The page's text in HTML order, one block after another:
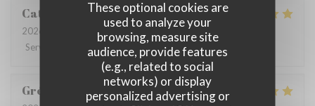
These optional cookies are
used to analyze your
browsing, measure site
audience, provide features
(e.g., related to social
networks) or display
personalized advertising or
Catherine
2026-08-02
- 19:30 - Guests 4
Service
Ambiance /5 Food /5 Value
Grégory